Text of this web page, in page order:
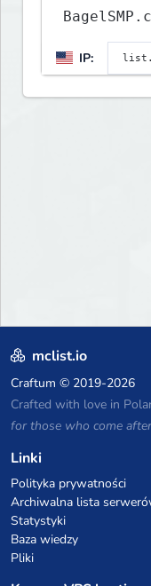
IP:
mclist.io
Craftum © 2019-2026
Crafted with love in
for those who come after
Linki
Polityka prywatności
Archiwalna lista
Statystyki
Baza wiedzy
Pliki